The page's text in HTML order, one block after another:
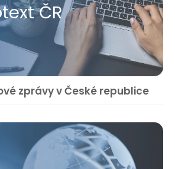
ČR
zprávy v České republice